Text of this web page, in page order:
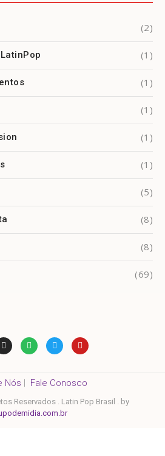
(2)
(1)
(1)
(1)
(1)
(1)
(5)
(8)
(8)
(69)
Nós Fale Conosco
Reservados . Latin Pop Brasil . by